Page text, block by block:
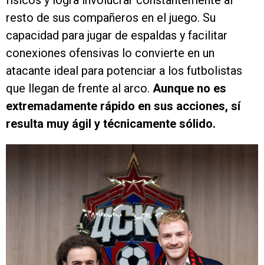
resto de sus compañeros en el juego. Su
capacidad para jugar de espaldas y facilitar
conexiones ofensivas lo convierte en un
atacante ideal para potenciar a los futbolistas
que llegan de frente al arco. Aunque no es
extremadamente rápido en sus acciones, sí
resulta muy ágil y técnicamente sólido.